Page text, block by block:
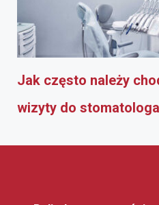
Jak często należy
wizyty do